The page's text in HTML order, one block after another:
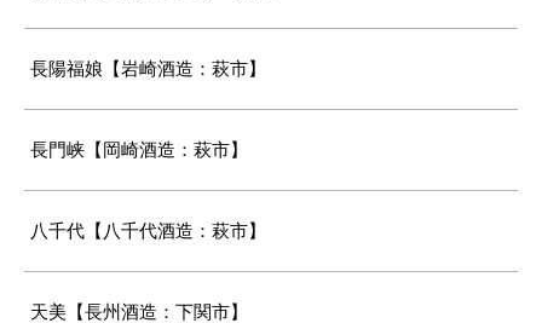
長陽福娘【岩崎酒造：萩市】
長門峡【岡崎酒造：萩市】
八千代【八千代酒造：萩市】
天美【長州酒造：下関市】